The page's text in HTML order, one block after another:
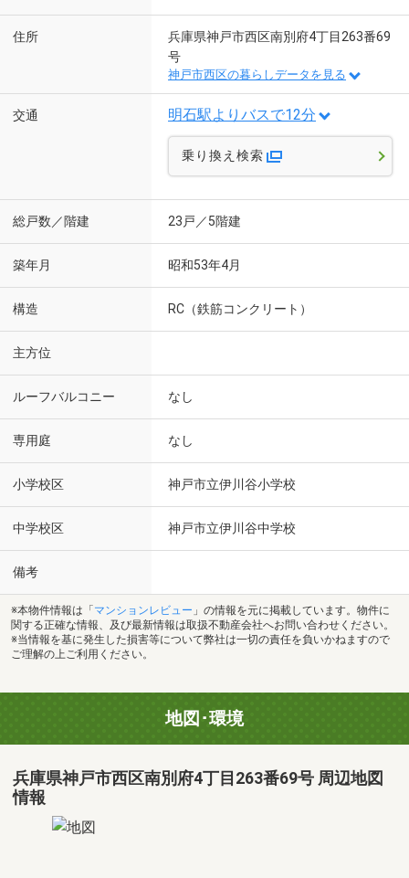
住所
兵庫県神戸市西区南別府4丁目263番69
号
神戸市西区の暮らしデータを見る
交通 明石駅よりバスで12分
乗り換え検索
総戸数／階建 23戸／5階建
築年月 昭和53年4月
構造 RC（鉄筋コンクリート）
主方位
ルーフバルコニー なし
専用庭 なし
小学校区 神戸市立伊川谷小学校
中学校区 神戸市立伊川谷中学校
備考
※本物件情報は「 マンションレビュー 」の情報を元に掲載しています。物件に
関する正確な情報、及び最新情報は取扱不動産会社へお問い合わせください。
※当情報を基に発生した損害等について弊社は一切の責任を負いかねますので
ご理解の上ご利用ください。
地図･環境
兵庫県神戸市西区南別府4丁目263番69号 周辺地図
情報